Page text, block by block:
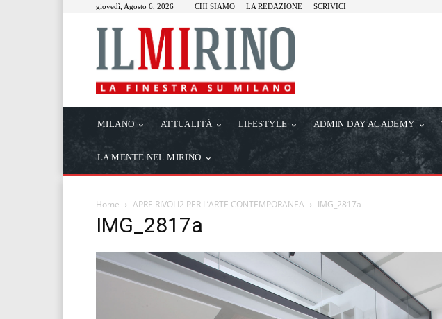
giovedì, Agosto 6, 2026 CHI SIAMO LA REDAZIONE SCRIVICI
MILANO ATTUALITÀ LIFESTYLE ADMIN DAY ACADEMY
LA MENTE NEL MIRINO
Home APRE RIVOLI2 PER L’ARTE CONTEMPORANEA IMG_2817a
IMG_2817a